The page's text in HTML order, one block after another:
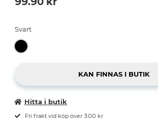
Svart
Hitta i butik
Fri frakt vid köp över 300 kr